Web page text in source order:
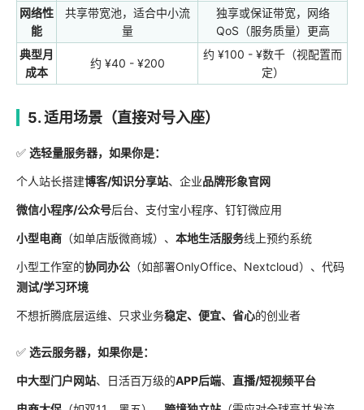
网络性
能
共享带宽池，适合中小流
量
独享或保证带宽，网络
QoS（服务质量）更高
典型月
成本
约 ¥40 - ¥200
约 ¥100 - ¥数千（视配置而
定）
5. 适用场景（直接对号入座）
✅ 选轻量服务器，如果你是：
个人站长搭建博客/知识分享站、企业品牌形象官网
微信小程序/公众号后台、支付宝小程序、钉钉微应用
小型电商 （如单店版微商城）、 本地生活服务线上预约系统
小型工作室的协同办公 （如部署OnlyOffice、Nextcloud）、代码
测试/学习环境
不想折腾底层运维、只求业务稳定、便宜、省心的创业者
✅ 选云服务器，如果你是：
中大型门户网站、日活百万级的APP后端、 直播/短视频平台